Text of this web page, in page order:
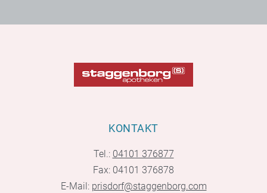
KONTAKT
Tel.: 04101 376877
Fax: 04101 376878
E-Mail: prisdorf@staggenborg.com